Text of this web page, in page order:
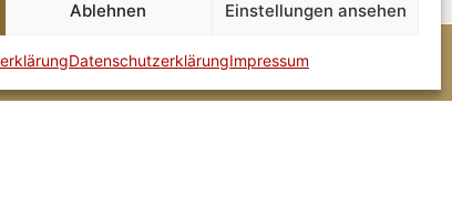
Ablehnen Einstellungen ansehen
DatenschutzerklärungImpressum
56313 GUTSCHEINE